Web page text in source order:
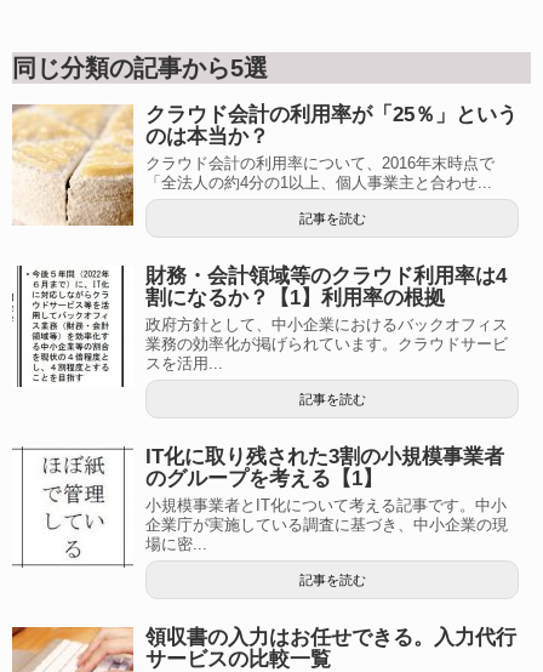
同じ分類の記事から5選
クラウド会計の利用率が「25％」という
のは本当か？
クラウド会計の利用率について、2016年末時点で
「全法人の約4分の1以上、個人事業主と合わせ...
記事を読む
財務・会計領域等のクラウド利用率は4
割になるか？【1】利用率の根拠
政府方針として、中小企業におけるバックオフィス
業務の効率化が掲げられています。クラウドサービ
スを活用...
記事を読む
IT化に取り残された3割の小規模事業者
のグループを考える【1】
小規模事業者とIT化について考える記事です。中小
企業庁が実施している調査に基づき、中小企業の現
場に密...
記事を読む
領収書の入力はお任せできる。入力代行
サービスの比較一覧